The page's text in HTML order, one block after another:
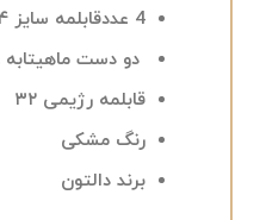
4 عددقابلمه سایز ۲۰،۲۴ ،۲۸ ،۳۲
دو دست ماهیتابه ۲۸
قابلمه رژیمی ۳۲
رنگ مشکی
برند دالتون